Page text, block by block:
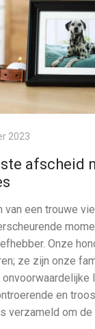
2023
afscheid
van een trouwe
Onze
ze zijn onze
onvoorwaardelijke
en
verzameld om de